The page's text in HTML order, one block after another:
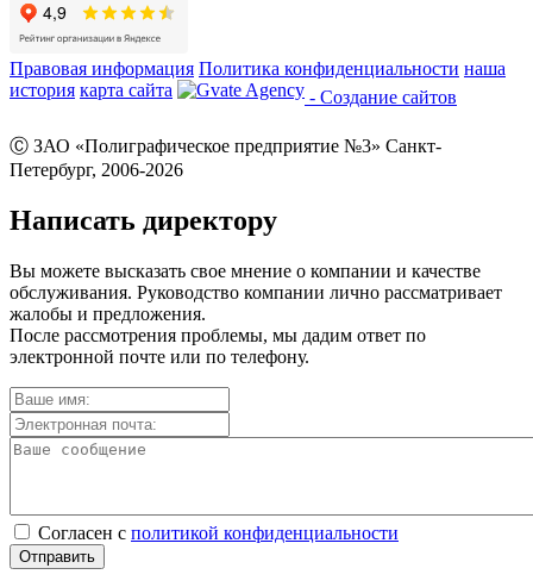
Правовая информация Политика конфиденциальности наша
история карта сайта - Создание сайтов
Ⓒ ЗАО «Полиграфическое предприятие №3» Санкт-
Петербург, 2006-2026
Написать директору
Вы можете высказать свое мнение о компании и качестве
обслуживания. Руководство компании лично рассматривает
жалобы и предложения.
После рассмотрения проблемы, мы дадим ответ по
электронной почте или по телефону.
Согласен с политикой конфиденциальности
Отправить